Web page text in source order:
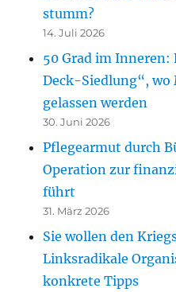
stumm?
14. Juli 2026
50 Grad im
Deck-Siedlung“, wo
gelassen werden
30. Juni 2026
Pflegearmut durch
Operation zur
führt
31. März 2026
Sie wollen den
Linksradikale
konkrete Tipps